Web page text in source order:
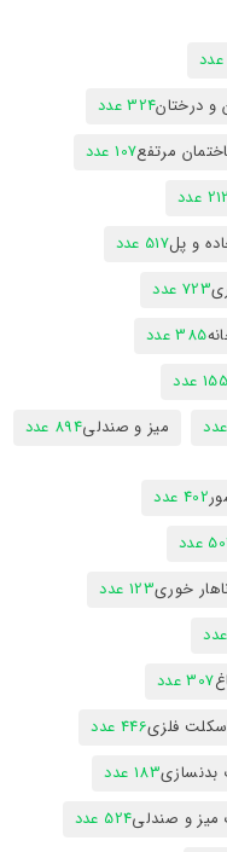
و درختان324 عدد
مرتفع107 عدد
212 عدد
و پل517 عدد
723 عدد
385 عدد
عدد
میز و صندلی894 عدد
402 عدد
عدد
خوری123 عدد
307 عدد
فلزی446 عدد
بدنسازی183 عدد
میز و صندلی524 عدد